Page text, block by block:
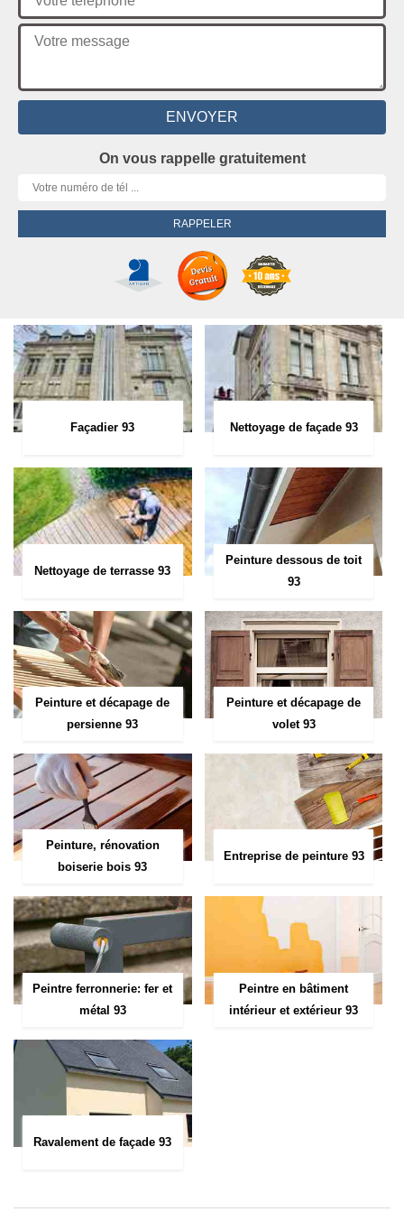
On vous rappelle gratuitement
Façadier 93 Nettoyage de façade 93
Nettoyage de terrasse 93
Peinture dessous de toit
93
Peinture et décapage de
persienne 93
Peinture et décapage de
volet 93
Peinture, rénovation
boiserie bois 93
Entreprise de peinture 93
Peintre ferronnerie: fer et
métal 93
Peintre en bâtiment
intérieur et extérieur 93
Ravalement de façade 93